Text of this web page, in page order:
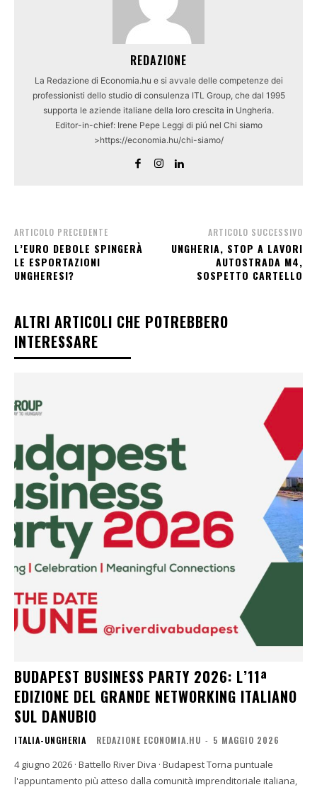
REDAZIONE
La Redazione di Economia.hu e si avvale delle competenze dei
professionisti dello studio di consulenza ITL Group, che dal 1995
supporta le aziende italiane della loro crescita in Ungheria.
Editor-in-chief: Irene Pepe Leggi di piú nel Chi siamo
>https://economia.hu/chi-siamo/
ARTICOLO PRECEDENTE
L’EURO DEBOLE SPINGERÀ
LE ESPORTAZIONI
UNGHERESI?
ARTICOLO SUCCESSIVO
UNGHERIA, STOP A LAVORI
AUTOSTRADA M4,
SOSPETTO CARTELLO
ALTRI ARTICOLI CHE POTREBBERO
INTERESSARE
BUDAPEST BUSINESS PARTY 2026: L’11ª
EDIZIONE DEL GRANDE NETWORKING ITALIANO
SUL DANUBIO
ITALIA-UNGHERIA REDAZIONE ECONOMIA.HU - 5 MAGGIO 2026
4 giugno 2026 · Battello River Diva · Budapest Torna puntuale
l'appuntamento più atteso dalla comunità imprenditoriale italiana,